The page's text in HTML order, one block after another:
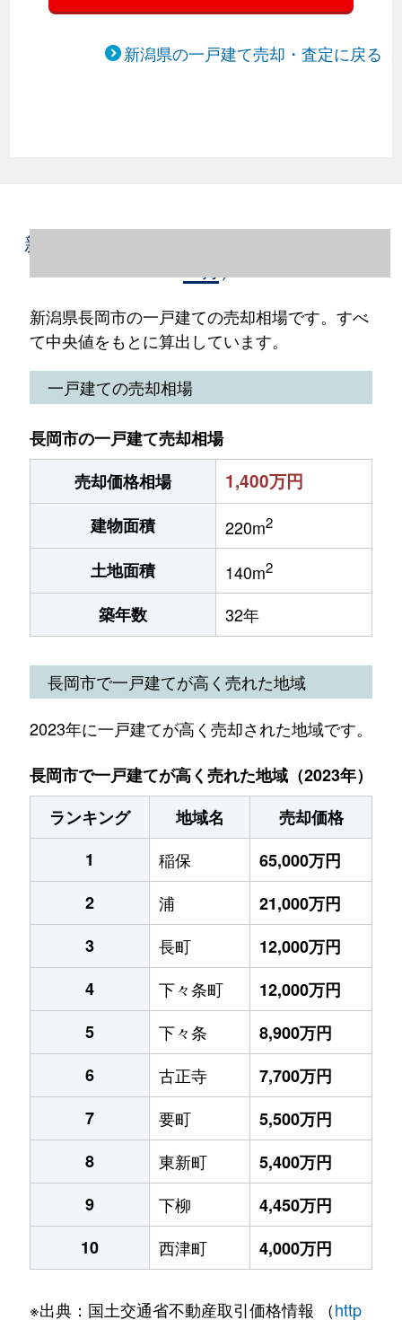
新潟県の一戸建て売却・査定に戻る
新潟県長岡市の一戸建て売却情報（2023年1
新潟県長岡市の一戸建ての売却相場です。すべ
て中央値をもとに算出しています。
一戸建ての売却相場
長岡市の一戸建て売却相場
売却価格相場
1,400万円
建物面積 220m2
土地面積 140m2
築年数 32年
長岡市で一戸建てが高く売れた地域
2023年に一戸建てが高く売却された地域です。
長岡市で一戸建てが高く売れた地域（2023年）
ランキング
地域名
売却価格
1
稲保
65,000万円
2
浦
21,000万円
3
長町
12,000万円
4
下々条町
12,000万円
5
下々条
8,900万円
6
古正寺
7,700万円
7
要町
5,500万円
8
東新町
5,400万円
9
下柳
4,450万円
10
西津町 4,000万円
※出典：国土交通省不動産取引価格情報 （http